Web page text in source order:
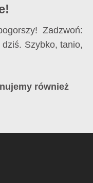
Zadzwoń:
Szybko, tanio,
również